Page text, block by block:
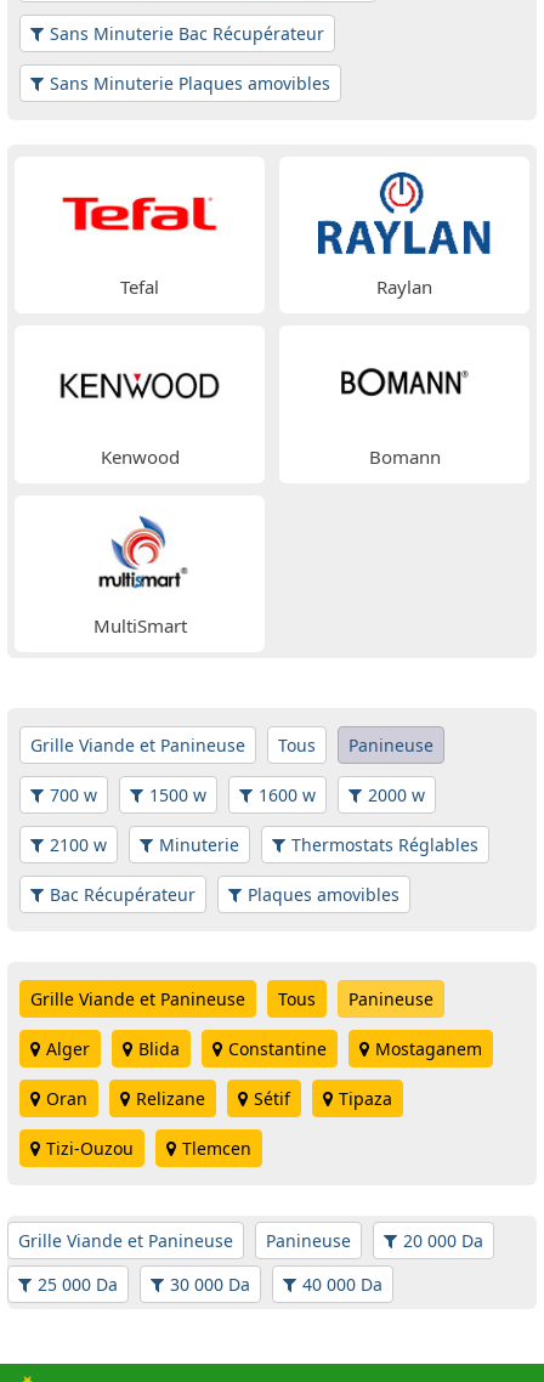
Sans Minuterie Bac Récupérateur
Sans Minuterie Plaques amovibles
Tefal Raylan
Kenwood Bomann
MultiSmart
Grille Viande et Panineuse Tous Panineuse
700 w 1500 w 1600 w 2000 w
2100 w Minuterie Thermostats Réglables
Bac Récupérateur Plaques amovibles
Grille Viande et Panineuse Tous Panineuse
Alger Blida Constantine Mostaganem
Oran Relizane Sétif Tipaza
Tizi-Ouzou Tlemcen
Grille Viande et Panineuse Panineuse
20 000 Da
25 000 Da
30 000 Da 40 000 Da